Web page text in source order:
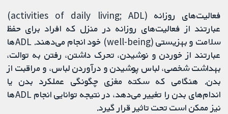
فعالیت‌های روزانه (activities of daily living; ADL)
عبارتند از فعالیت‌های روزانه در منزل که افراد برای حفظ
سلامت و بهزیستی (well-being) خود انجام می‌دهند. ADLها
عبارتند از خوردن و نوشیدن، تحرک داشتن، رفتن به توالت،
بهداشت شخصی، لباس پوشیدن و درآوردن لباس، و مراقبت از
بدن. هنگامی که سکته مغزی چگونگی عملکرد بدن یا
اندام‌های بدن را تغییر می‌دهد، در نتیجه توانایی انجام ADL‌ها
نیز ممکن است تحت تاثیر قرار گیرد.